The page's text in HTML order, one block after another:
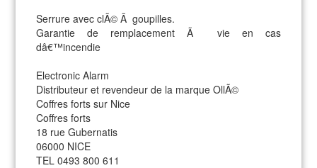
Serrure avec clÃ© Ã goupilles.
Garantie de remplacement Ã vie en cas
dâ€™incendie
Electronic Alarm
Distributeur et revendeur de la marque OllÃ©
Coffres forts sur Nice
Coffres forts
18 rue Gubernatis
06000 NICE
TEL 0493 800 611